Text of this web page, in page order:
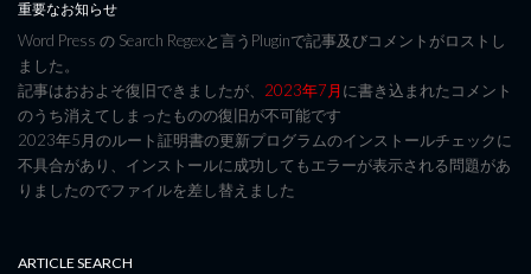
重要なお知らせ
Word Press の Search Regexと言うPluginで記事及びコメントがロストし
ました。
記事はおおよそ復旧できましたが、 2023年7月に書き込まれたコメント
のうち消えてしまったものの復旧が不可能です
2023年5月のルート証明書の更新プログラムのインストールチェックに
不具合があり、インストールに成功してもエラーが表示される問題があ
りましたのでファイルを差し替えました
ARTICLE SEARCH